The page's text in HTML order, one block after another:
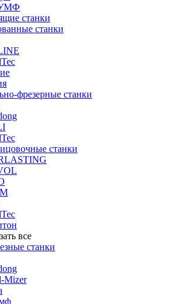
станки
станки
фрезерные станки
станки
все
станки
Mizer